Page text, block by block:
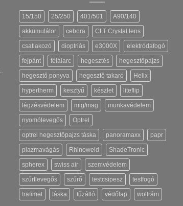
15/150 25/250 401/501 A90/140
akkumulátor cebora CLT Crystal lens
csatlakozó dioptriás e3000X elektródafogó
fejpánt félálarc hegesztés hegesztőpajzs
hegesztő ponyva hegesztő takaró Helix
hypertherm kesztyű készlet liteflip
légzésvédelem mig/mag munkavédelem
nyomólevegős Optrel
optrel hegesztőpajzs táska panoramaxx papr
plazmavágás Rhinoweld ShadeTronic
spherex swiss air szemvédelem
szűrtlevegős szűrő testcsipesz testfogó
trafimet táska tűzálló védőlap wolfrám